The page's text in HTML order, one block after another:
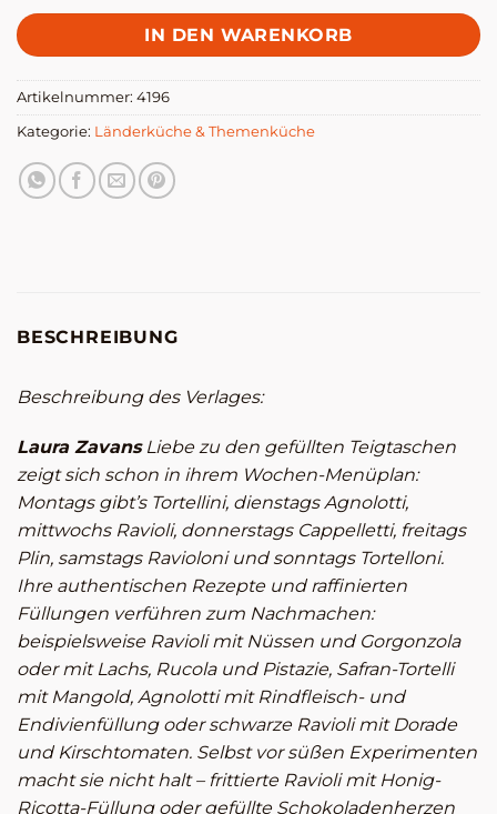
IN DEN WARENKORB
Artikelnummer: 4196
Kategorie: Länderküche & Themenküche
BESCHREIBUNG
Beschreibung des Verlages:
Laura ZavansLiebe zu den gefüllten Teigtaschen
zeigt sich schon in ihrem Wochen-Menüplan:
Montags gibt’s Tortellini, dienstags Agnolotti,
mittwochs Ravioli, donnerstags Cappelletti, freitags
Plin, samstags Ravioloni und sonntags Tortelloni.
Ihre authentischen Rezepte und raffinierten
Füllungen verführen zum Nachmachen:
beispielsweise Ravioli mit Nüssen und Gorgonzola
oder mit Lachs, Rucola und Pistazie, Safran-Tortelli
mit Mangold, Agnolotti mit Rindfleisch- und
Endivienfüllung oder schwarze Ravioli mit Dorade
und Kirschtomaten. Selbst vor süßen Experimenten
macht sie nicht halt – frittierte Ravioli mit Honig-
Ricotta-Füllung oder gefüllte Schokoladenherzen